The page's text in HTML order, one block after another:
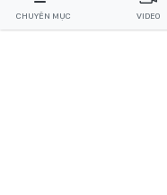
CHUYÊN MỤC VIDEO